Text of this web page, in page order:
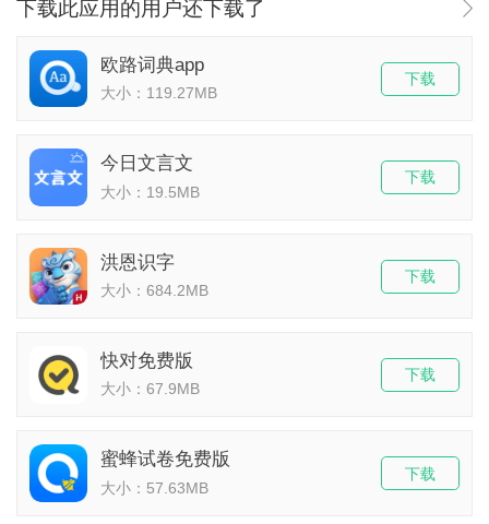
下载此应用的用户还下载了
欧路词典app
大小：119.27MB
下载
今日文言文
大小：19.5MB
下载
洪恩识字
大小：684.2MB
下载
快对免费版
大小：67.9MB
下载
蜜蜂试卷免费版
大小：57.63MB
下载